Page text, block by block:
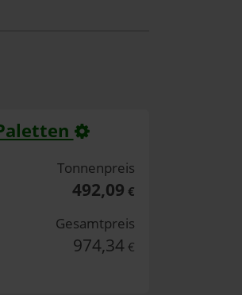
Tonnenpreis
492,09 €
Gesamtpreis
974,34 €